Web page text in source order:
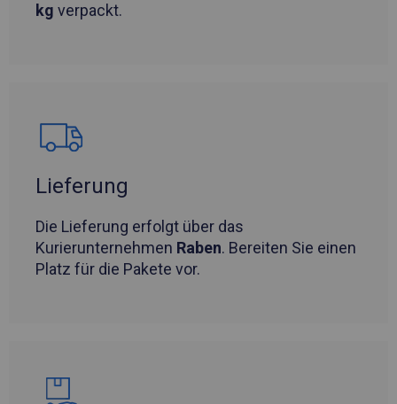
kg verpackt.
Lieferung
Die Lieferung erfolgt über das
Kurierunternehmen Raben. Bereiten Sie einen
Platz für die Pakete vor.